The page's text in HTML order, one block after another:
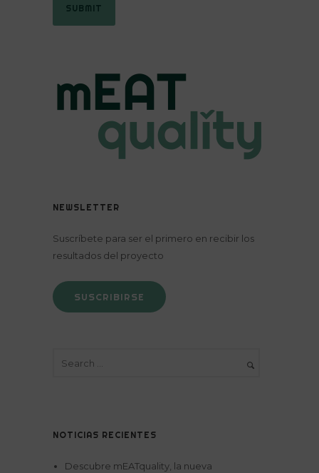
NEWSLETTER
Suscríbete para ser el primero en recibir los
resultados del proyecto
SUSCRIBIRSE
NOTICIAS RECIENTES
Descubre mEATquality, la nueva